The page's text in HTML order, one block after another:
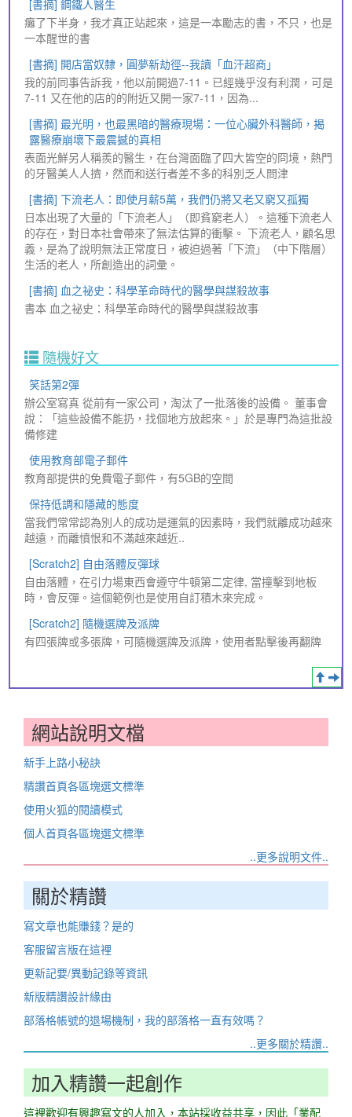
[書摘] 鋼鐵人醫生
癱了下半身，我才真正站起來，這是一本勵志的書，不只，也是
一本醒世的書
[書摘] 開店當奴隸，圓夢新劫徑--我讀「血汗超商」
我的前同事告訴我，他以前開過7-11。已經幾乎沒有利潤，可是
7-11 又在他的店的的附近又開一家7-11，因為...
[書摘] 最光明，也最黑暗的醫療現場：一位心臟外科醫師，揭
露醫療崩壞下最震撼的真相
表面光鮮另人稱羨的醫生，在台灣面臨了四大皆空的冏境，熱門
的牙醫美人人擠，然而和送行者差不多的科別乏人問津
[書摘] 下流老人：即使月薪5萬，我們仍將又老又窮又孤獨
日本出現了大量的「下流老人」（即貧窮老人）。這種下流老人
的存在，對日本社會帶來了無法估算的衝擊。 下流老人，顧名思
義，是為了說明無法正常度日，被迫過著「下流」（中下階層）
生活的老人，所創造出的詞彙。
[書摘] 血之祕史：科學革命時代的醫學與謀殺故事
書本 血之祕史：科學革命時代的醫學與謀殺故事
隨機好文
笑話第2彈
辦公室寫真 從前有一家公司，淘汰了一批落後的設備。 董事會
說：「這些設備不能扔，找個地方放起來。」於是專門為這批設
備修建
使用教育部電子郵件
教育部提供的免費電子郵件，有5GB的空間
保持低調和隱藏的態度
當我們常常認為別人的成功是運氣的因素時，我們就離成功越來
越遠，而離憤恨和不滿越來越近..
[Scratch2] 自由落體反彈球
自由落體，在引力場東西會遵守牛頓第二定律, 當撞擊到地板
時，會反彈。這個範例也是使用自訂積木來完成。
[Scratch2] 隨機選牌及派牌
有四張牌或多張牌，可隨機選牌及派牌，使用者點擊後再翻牌
網站說明文檔
新手上路小秘訣
精讚首頁各區塊選文標準
使用火狐的閱讀模式
個人首頁各區塊選文標準
..更多說明文件..
關於精讚
寫文章也能賺錢？是的
客服留言版在這裡
更新記要/異動記錄等資訊
新版精讚設計緣由
部落格帳號的退場機制，我的部落格一直有效嗎？
..更多關於精讚..
加入精讚一起創作
這裡歡迎有興趣寫文的人加入，本站採收益共享，因此「業配